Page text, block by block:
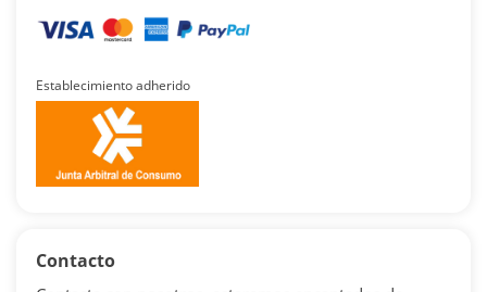
Establecimiento adherido
Contacto